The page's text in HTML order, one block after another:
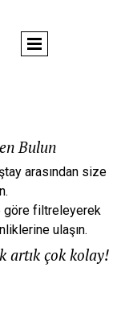
Bulun
arasından size
göre filtreleyerek
ulaşın.
artık çok kolay!